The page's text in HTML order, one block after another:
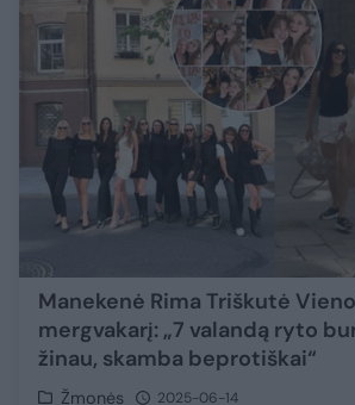
Manekenė Rima Triškutė
mergvakarį: „7 valandą ryto
žinau, skamba beprotiškai“
Žmonės 2025-06-14